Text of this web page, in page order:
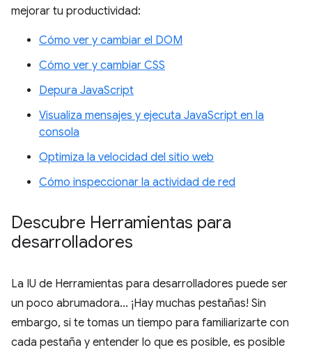
mejorar tu productividad:
Cómo ver y cambiar el DOM
Cómo ver y cambiar CSS
Depura JavaScript
Visualiza mensajes y ejecuta JavaScript en la
consola
Optimiza la velocidad del sitio web
Cómo inspeccionar la actividad de red
Descubre Herramientas para
desarrolladores
La IU de Herramientas para desarrolladores puede ser
un poco abrumadora... ¡Hay muchas pestañas! Sin
embargo, si te tomas un tiempo para familiarizarte con
cada pestaña y entender lo que es posible, es posible